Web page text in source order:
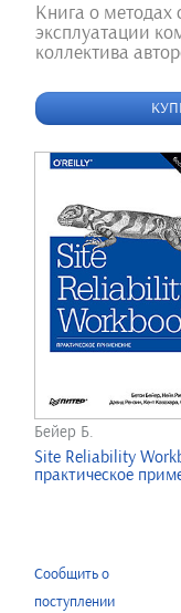
Книга о методах
эксплуатации
коллектива
Бейер Б.
Site Reliability
практическое
Сообщить о
поступлении